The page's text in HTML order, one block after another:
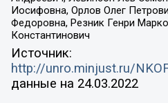
Иосифовна, Орлов Олег
Федоровна, Резник Генри
Константинович
Источник:
http://unro.minjust.ru/
данные на 24.03.2022